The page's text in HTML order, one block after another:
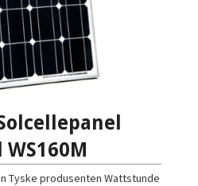
Tyske produsenten Wattstunde